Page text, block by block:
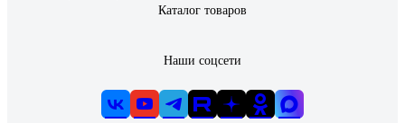
Каталог товаров
Наши соцсети